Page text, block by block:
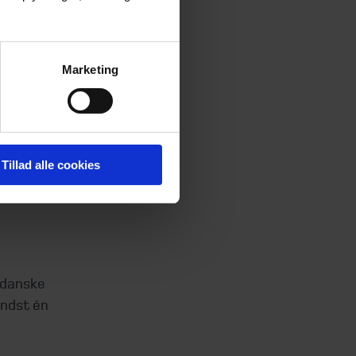
Marketing
Tillad alle cookies
én